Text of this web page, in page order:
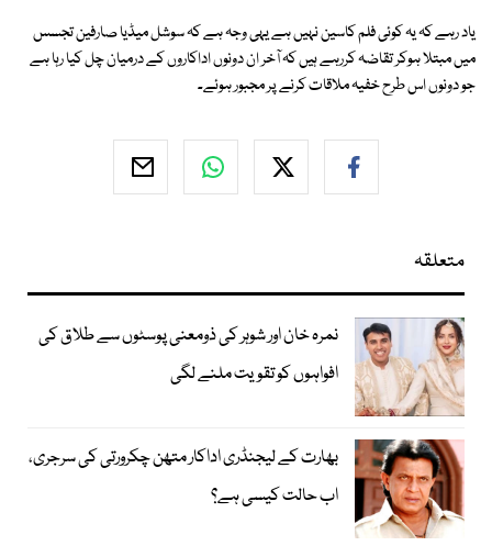
یاد رہے کہ یہ کوئی فلم کاسین نہیں ہے یہی وجہ ہے کہ سوشل میڈیا صارفین تجسس
میں مبتلا ہوکر تقاضہ کررہے ہیں کہ آخر ان دونوں اداکاروں کے درمیان چل کیا رہا ہے
جو دونوں اس طرح خفیہ ملاقات کرنے پر مجبور ہوئے۔
متعلقہ
نمرہ خان اور شوہر کی ذومعنی پوسٹوں سے طلاق کی
افواہوں کو تقویت ملنے لگی
بھارت کے لیجنڈری اداکار متھن چکرورتی کی سرجری،
اب حالت کیسی ہے؟